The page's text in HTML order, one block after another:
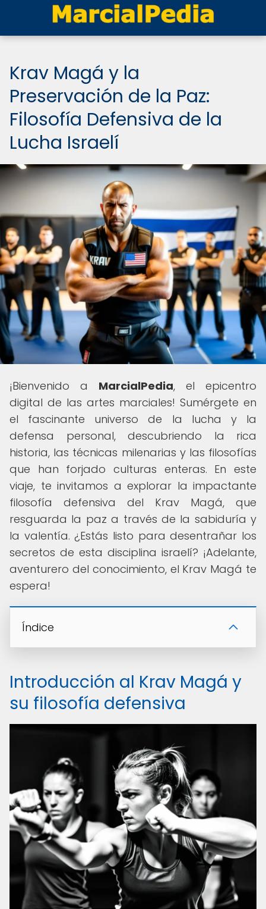
Krav Magá y la
Preservación de la Paz:
Filosofía Defensiva de la
Lucha Israelí
¡Bienvenido a MarcialPedia, el epicentro
digital de las artes marciales! Sumérgete en
el fascinante universo de la lucha y la
defensa personal, descubriendo la rica
historia, las técnicas milenarias y las filosofías
que han forjado culturas enteras. En este
viaje, te invitamos a explorar la impactante
filosofía defensiva del Krav Magá, que
resguarda la paz a través de la sabiduría y
la valentía. ¿Estás listo para desentrañar los
secretos de esta disciplina israelí? ¡Adelante,
aventurero del conocimiento, el Krav Magá te
espera!
Índice
Introducción al Krav Magá y
su filosofía defensiva